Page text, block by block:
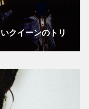
クイーンのトリ